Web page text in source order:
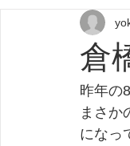
倉
昨年の
まさか
になっ